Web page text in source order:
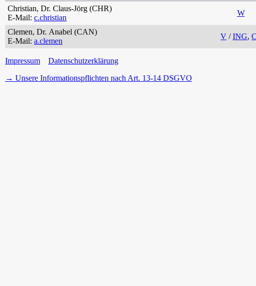
Christian, Dr. Claus-Jörg (CHR)
E-Mail: c.christian
W
Clemen, Dr. Anabel (CAN)
E-Mail: a.clemen
V /ING,
Impressum
Datenschutzerklärung
→ Unsere Informationspflichten nach Art. 13-14 DSGVO